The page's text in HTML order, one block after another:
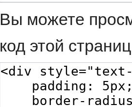
Вы можете
код этой